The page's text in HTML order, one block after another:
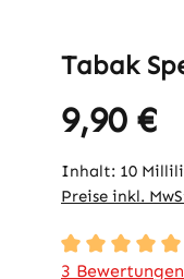
Tabak
Regulärer Preis:
9,90 €
Inhalt: 10
Preise inkl.
3 Bewertungen